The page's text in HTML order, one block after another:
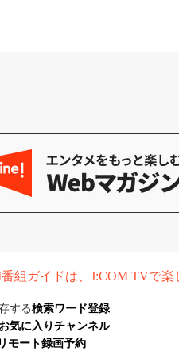
番組ガイドは、J:COM TVで
する検索ワード登録
お気に入りチャンネル
リモート録画予約